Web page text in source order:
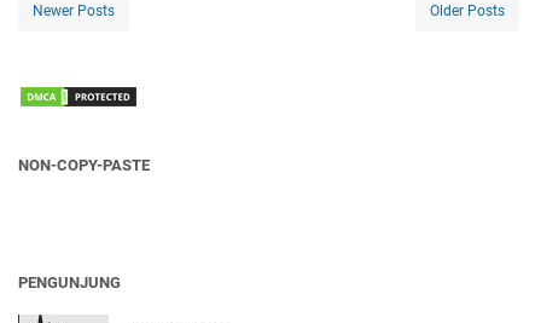
Newer Posts Older Posts
NON-COPY-PASTE
PENGUNJUNG